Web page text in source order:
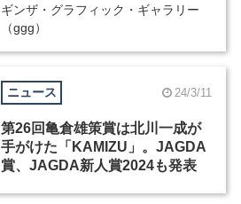
ギンザ・グラフィック・ギャラリー
（ggg）
ニュース 24/3/11
第26回亀倉雄策賞は北川一成が
手がけた「KAMIZU」。JAGDA
賞、JAGDA新人賞2024も発表